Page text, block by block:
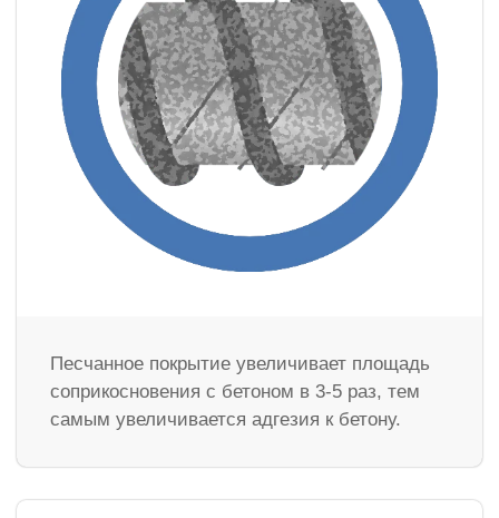
Песчанное покрытие увеличивает площадь
соприкосновения с бетоном в 3-5 раз, тем
самым увеличивается адгезия к бетону.